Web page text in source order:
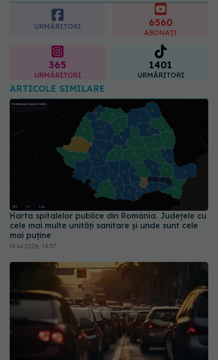
despre vârsta pe care o ai. Care
este "codul cromatic" al generațiilor
URMĂRITORI 6560
ABONAȚI
365
URMĂRITORI
1401
URMĂRITORI
ARTICOLE SIMILARE
Harta spitalelor publice din România. Județele cu
cele mai multe unități sanitare și unde sunt cele
mai puține
19 iul 2026, 14:57